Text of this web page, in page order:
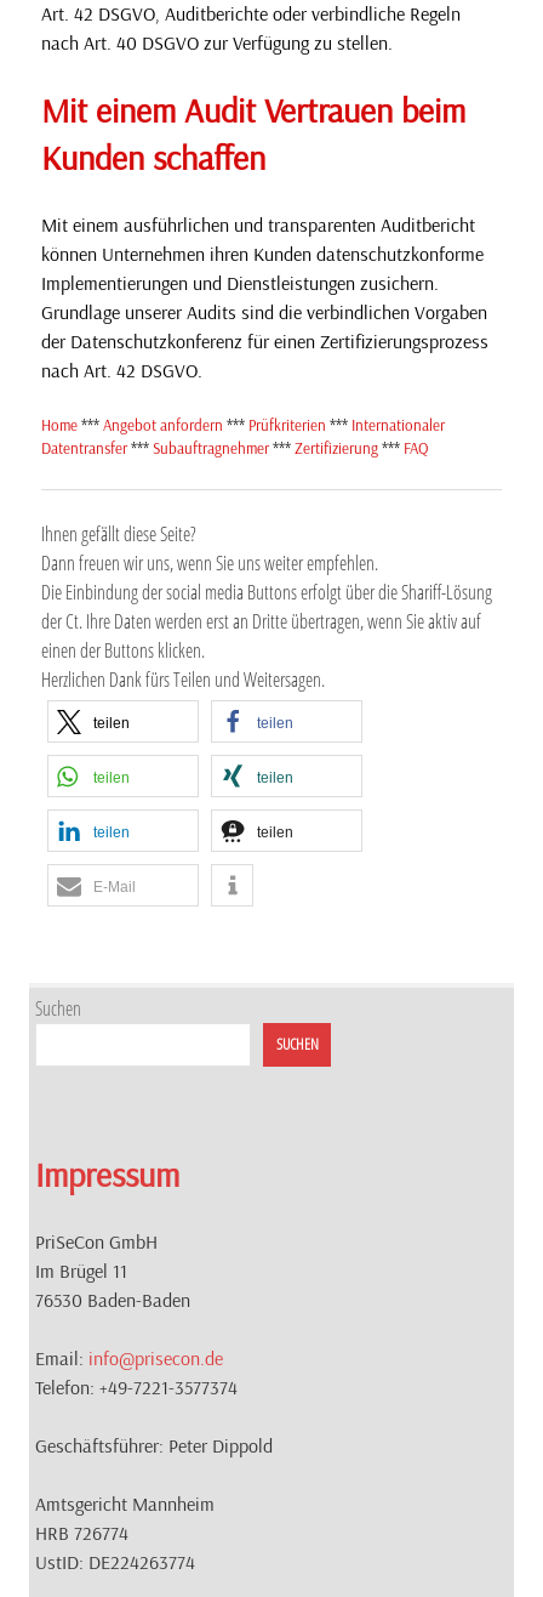
Art. 42 DSGVO, Auditberichte oder verbindliche Regeln
nach Art. 40 DSGVO zur Verfügung zu stellen.
Mit einem Audit Vertrauen beim
Kunden schaffen
Mit einem ausführlichen und transparenten Auditbericht
können Unternehmen ihren Kunden datenschutzkonforme
Implementierungen und Dienstleistungen zusichern.
Grundlage unserer Audits sind die verbindlichen Vorgaben
der Datenschutzkonferenz für einen Zertifizierungsprozess
nach Art. 42 DSGVO.
Home***Angebot anfordern *** Prüfkriterien *** Internationaler
Datentransfer***Subauftragnehmer***Zertifizierung*** FAQ
Ihnen gefällt diese Seite?
Dann freuen wir uns, wenn Sie uns weiter empfehlen.
Die Einbindung der social media Buttons erfolgt über die Shariff-Lösung
der Ct. Ihre Daten werden erst an Dritte übertragen, wenn Sie aktiv auf
einen der Buttons klicken.
Herzlichen Dank fürs Teilen und Weitersagen.
teilen teilen
teilen teilen
teilen teilen
E-Mail
Suchen
SUCHEN
Impressum
PriSeCon GmbH
Im Brügel 11
76530 Baden-Baden
Email: info@prisecon.de
Telefon: +49-7221-3577374
Geschäftsführer: Peter Dippold
Amtsgericht Mannheim
HRB 726774
UstID: DE224263774